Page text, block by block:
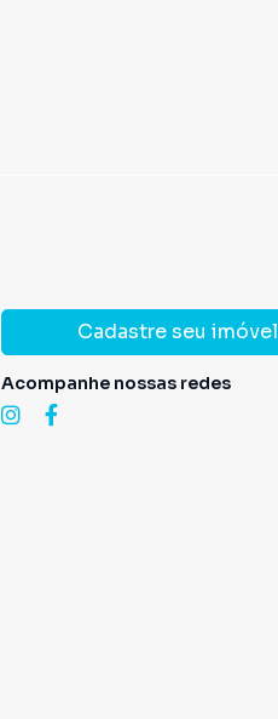
Cadastre seu imóvel
Acompanhe nossas redes